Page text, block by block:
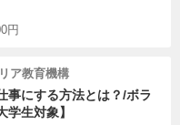
円
ア教育機構
事にする方法とは？/ボラ
学生対象】